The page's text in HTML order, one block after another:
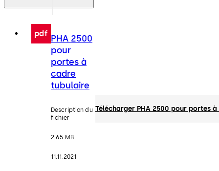
pdf PHA 2500
pour
portes à
cadre
tubulaire
Description du
fichier
2.65 MB
11.11.2021
Télécharger PHA 2500 pour portes